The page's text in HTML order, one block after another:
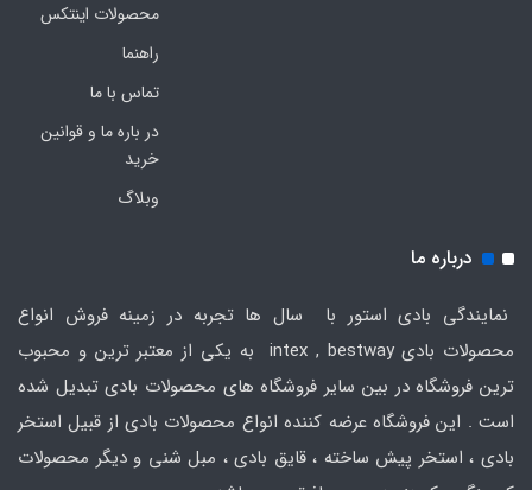
محصولات اینتکس
راهنما
تماس با ما
در باره ما و قوانین
خرید
وبلاگ
درباره ما
نمایندگی بادی استور با سال ها تجربه در زمینه فروش انواع
محصولات بادی intex , bestway به یکی از معتبر ترین و محبوب
ترین فروشگاه در بین سایر فروشگاه های محصولات بادی تبدیل شده
است . این فروشگاه عرضه کننده انواع محصولات بادی از قبیل استخر
بادی ، استخر پیش ساخته ، قایق بادی ، مبل شنی و دیگر محصولات